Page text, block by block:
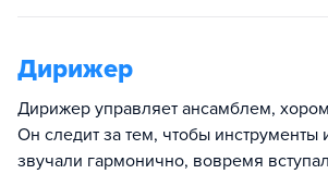
Дирижер
Дирижер управляет ансамблем,
Он следит за тем, чтобы инструменты
звучали гармонично, вовремя